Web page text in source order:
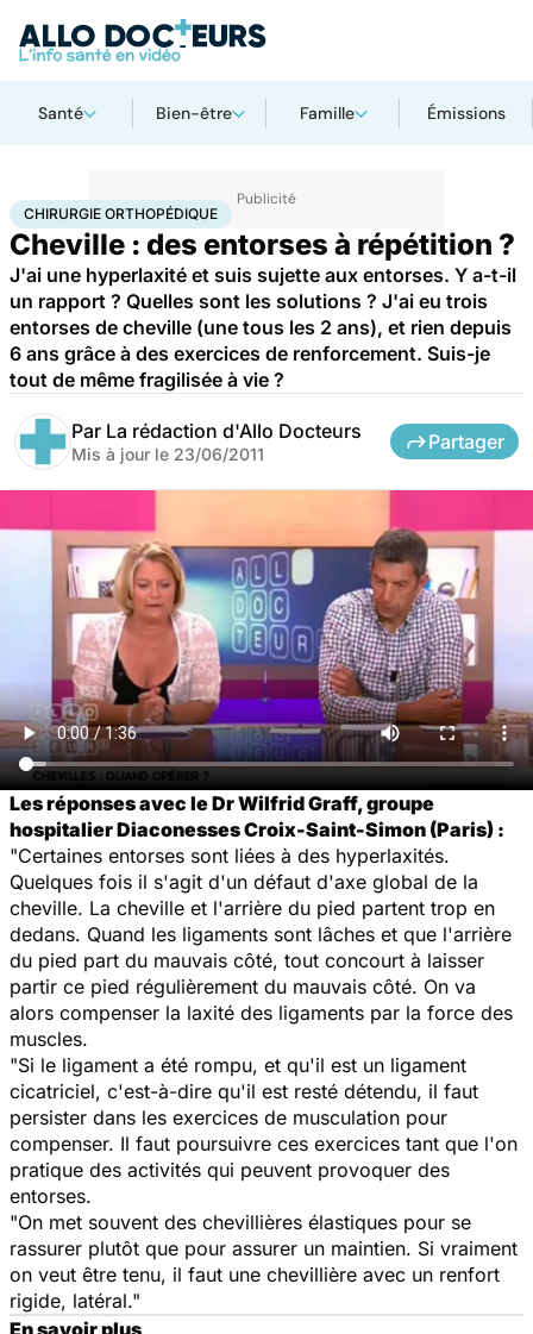
Santé Bien-être Famille Émissions
AccueilSantéMaladiesChirurgie orthopédique
CHIRURGIE ORTHOPÉDIQUE
Cheville : des entorses à répétition ?
J'ai une hyperlaxité et suis sujette aux entorses. Y a-t-il
un rapport ? Quelles sont les solutions ? J'ai eu trois
entorses de cheville (une tous les 2 ans), et rien depuis
6 ans grâce à des exercices de renforcement. Suis-je
tout de même fragilisée à vie ?
Par La rédaction d'Allo Docteurs
Mis à jour le 23/06/2011
Partager
Les réponses avec le Dr Wilfrid Graff, groupe
hospitalier Diaconesses Croix-Saint-Simon (Paris) :
"Certaines entorses sont liées à des hyperlaxités.
Quelques fois il s'agit d'un défaut d'axe global de la
cheville. La cheville et l'arrière du pied partent trop en
dedans. Quand les ligaments sont lâches et que l'arrière
du pied part du mauvais côté, tout concourt à laisser
partir ce pied régulièrement du mauvais côté. On va
alors compenser la laxité des ligaments par la force des
muscles.
"Si le ligament a été rompu, et qu'il est un ligament
cicatriciel, c'est-à-dire qu'il est resté détendu, il faut
persister dans les exercices de musculation pour
compenser. Il faut poursuivre ces exercices tant que l'on
pratique des activités qui peuvent provoquer des
entorses.
"On met souvent des chevillières élastiques pour se
rassurer plutôt que pour assurer un maintien. Si vraiment
on veut être tenu, il faut une chevillière avec un renfort
rigide, latéral."
En savoir plus